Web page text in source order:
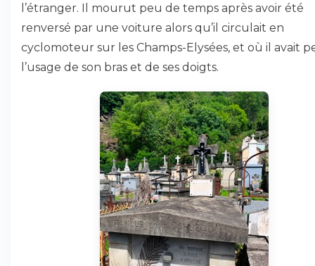
l’étranger. Il mourut peu de temps après avoir été
renversé par une voiture alors qu’il circulait en
cyclomoteur sur les Champs-Elysées, et où il avait
l’usage de son bras et de ses doigts.